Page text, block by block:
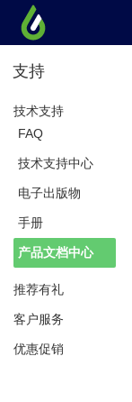
支持
技术支持
FAQ
技术支持中心
电子出版物
手册
产品文档中心
推荐有礼
客户服务
优惠促销